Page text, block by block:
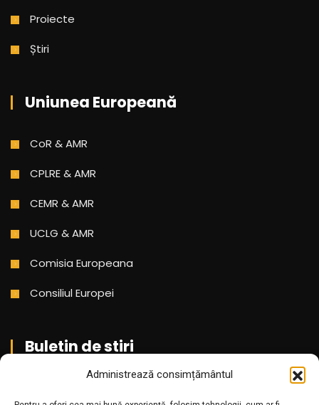
Administrează consimțământul
Proiecte
Știri
Uniunea Europeană
CoR & AMR
CPLRE & AMR
CEMR & AMR
UCLG & AMR
Comisia Europeana
Consiliul Europei
Buletin de stiri
Aboneaza-te pentru a primi cele mai noi stiri din partea